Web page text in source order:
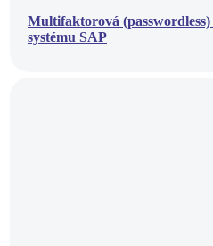
Multifaktorová
systému SAP